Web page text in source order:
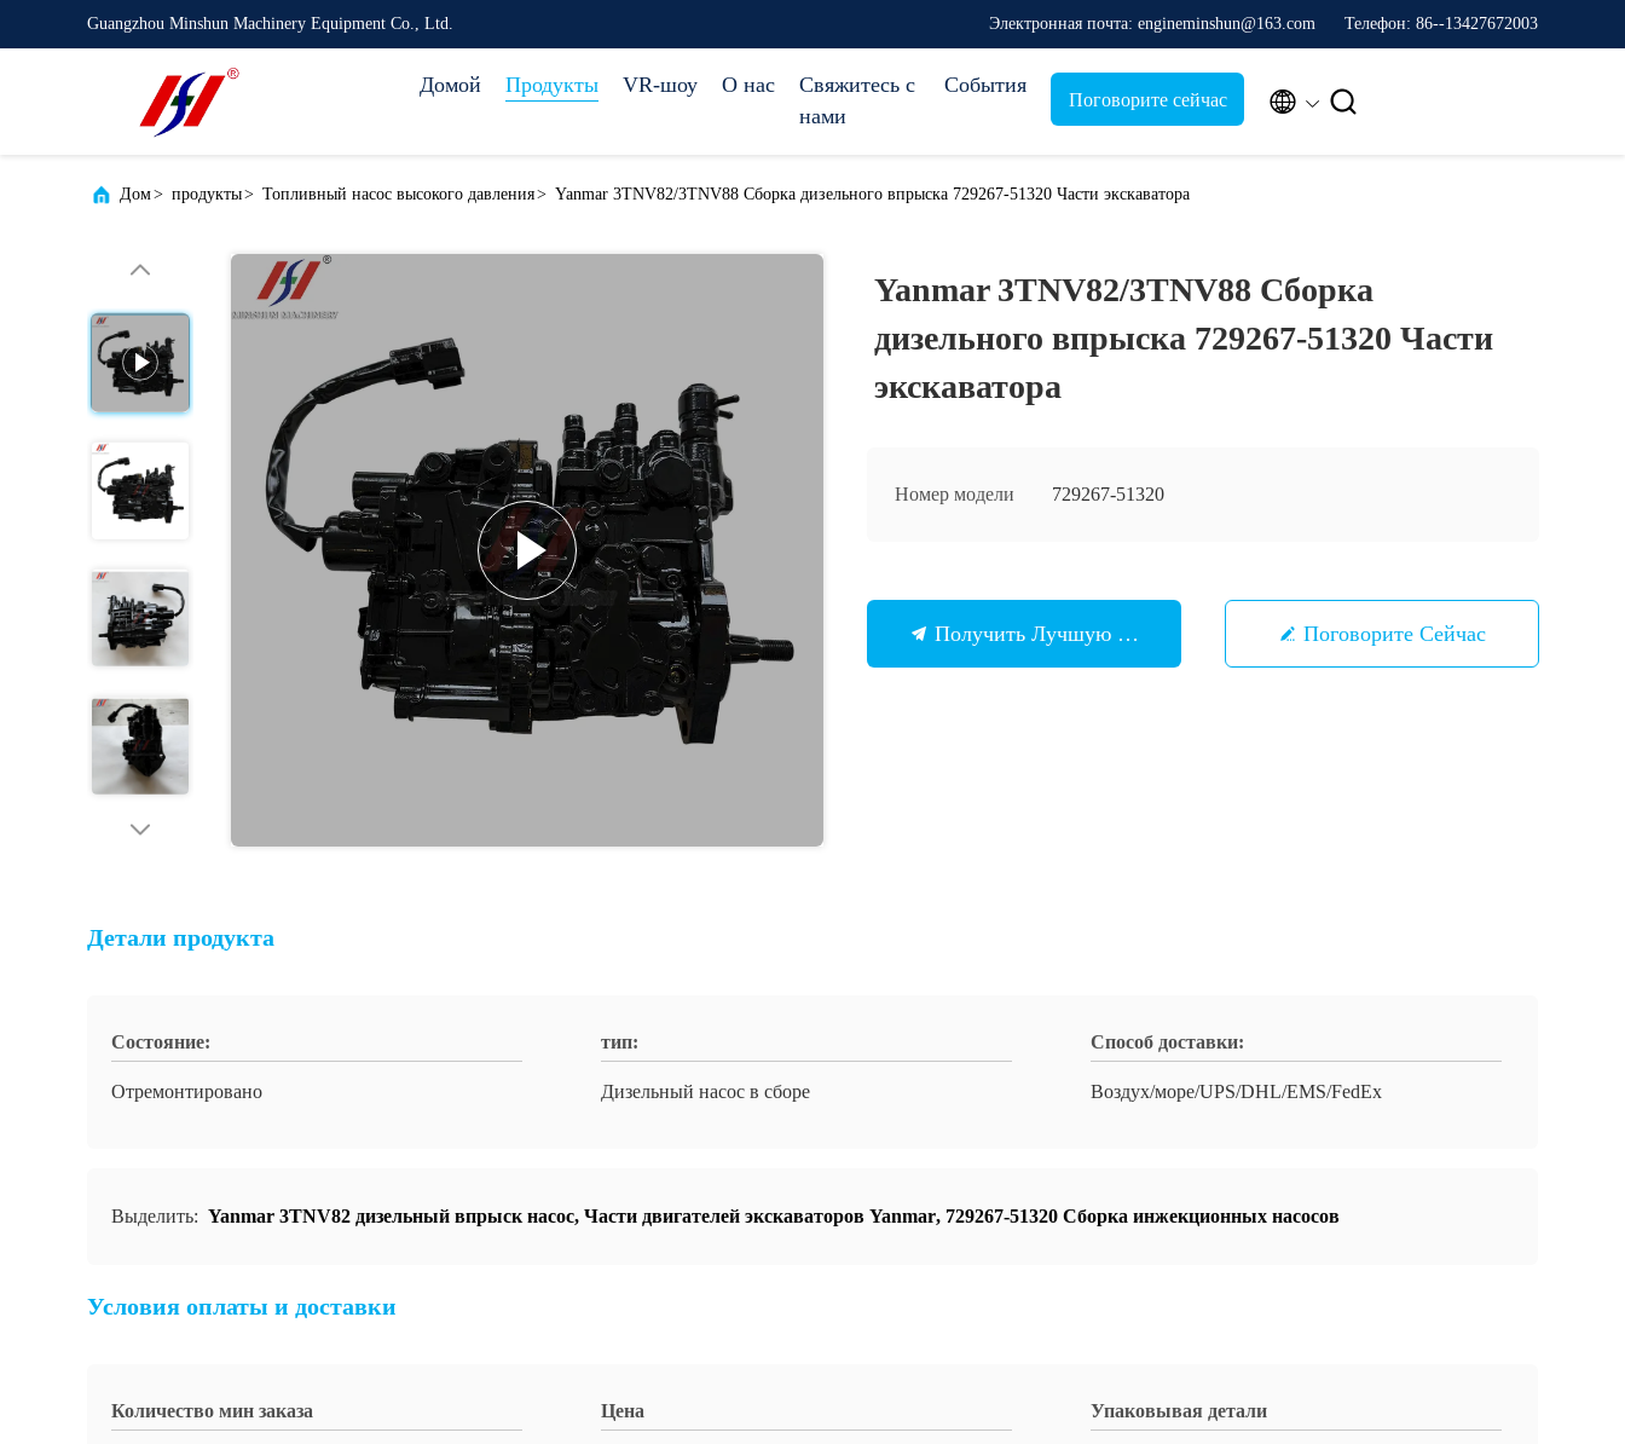
Guangzhou Minshun Machinery Equipment Co., Ltd. Электронная почта: engineminshun@163.com Телефон: 86--13427672003
Домой Продукты VR-шоу О нас
Свяжитесь с
нами
События
Поговорите сейчас  
Дом> продукты> Топливный насос высокого давления> Yanmar 3TNV82/3TNV88 Сборка дизельного впрыска 729267-51320 Части экскаватора
Yanmar 3TNV82/3TNV88 Сборка
дизельного впрыска 729267-51320 Части
экскаватора
Номер модели 729267-51320
Получить Лучшую Цену Поговорите Сейчас
Детали продукта
Состояние:
Отремонтировано
тип:
Дизельный насос в сборе
Способ доставки:
Воздух/море/UPS/DHL/EMS/FedEx
Выделить: Yanmar 3TNV82 дизельный впрыск насос, Части двигателей экскаваторов Yanmar, 729267-51320 Сборка инжекционных насосов
Условия оплаты и доставки
Количество мин заказа Цена Упаковывая детали